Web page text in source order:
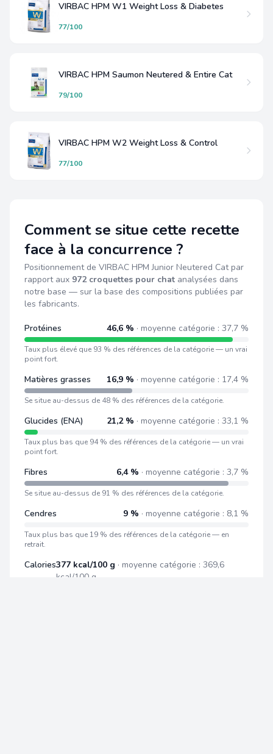
VIRBAC HPM W1 Weight Loss & Diabetes
77/100
VIRBAC HPM Saumon Neutered & Entire Cat
79/100
VIRBAC HPM W2 Weight Loss & Control
77/100
Comment se situe cette recette
face à la concurrence ?
Positionnement de VIRBAC HPM Junior Neutered Cat par
rapport aux 972 croquettes pour chat analysées dans
notre base — sur la base des compositions publiées par
les fabricants.
Protéines 46,6 % · moyenne catégorie : 37,7 %
Taux plus élevé que 93 % des références de la catégorie — un vrai
point fort.
Matières grasses 16,9 % · moyenne catégorie : 17,4 %
Se situe au-dessus de 48 % des références de la catégorie.
Glucides (ENA) 21,2 % · moyenne catégorie : 33,1 %
Taux plus bas que 94 % des références de la catégorie — un vrai
point fort.
Fibres 6,4 % · moyenne catégorie : 3,7 %
Se situe au-dessus de 91 % des références de la catégorie.
Cendres 9 % · moyenne catégorie : 8,1 %
Taux plus bas que 19 % des références de la catégorie — en
retrait.
Calories377 kcal/100 g · moyenne catégorie : 369,6
kcal/100 g